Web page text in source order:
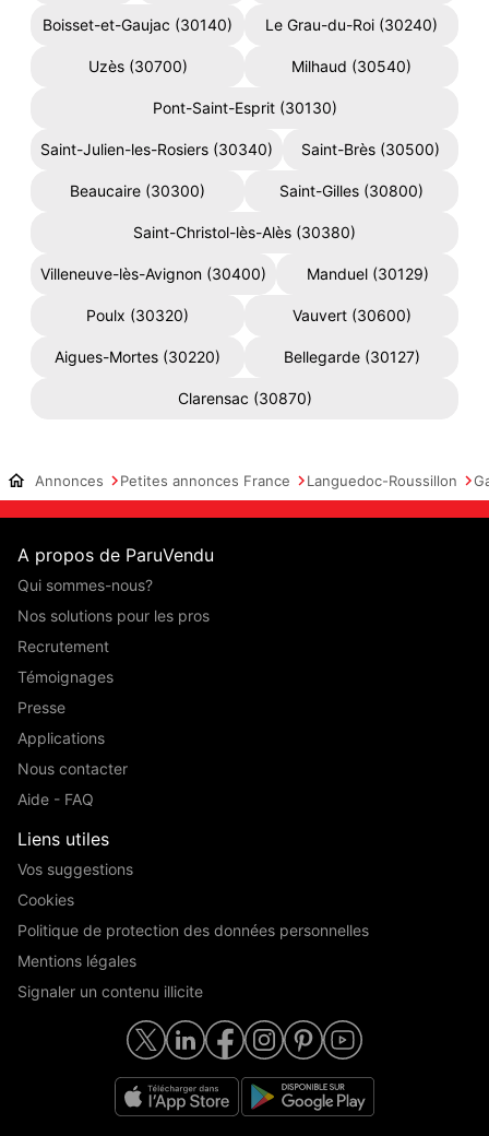
Boisset-et-Gaujac (30140) Le Grau-du-Roi (30240)
Uzès (30700) Milhaud (30540)
Pont-Saint-Esprit (30130)
Saint-Julien-les-Rosiers (30340) Saint-Brès (30500)
Beaucaire (30300) Saint-Gilles (30800)
Saint-Christol-lès-Alès (30380)
Villeneuve-lès-Avignon (30400) Manduel (30129)
Poulx (30320) Vauvert (30600)
Aigues-Mortes (30220) Bellegarde (30127)
Clarensac (30870)
Annonces Petites annonces France Languedoc-Roussillon
A propos de ParuVendu
Qui sommes-nous?
Nos solutions pour les pros
Recrutement
Témoignages
Presse
Applications
Nous contacter
Aide - FAQ
Liens utiles
Vos suggestions
Cookies
Politique de protection des données personnelles
Mentions légales
Signaler un contenu illicite